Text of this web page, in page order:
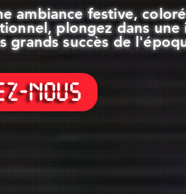
ambiance festive,
plongez dans une
grands succès de